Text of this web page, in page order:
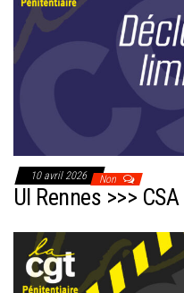
10 avril 2026 Non
UI Rennes >>>